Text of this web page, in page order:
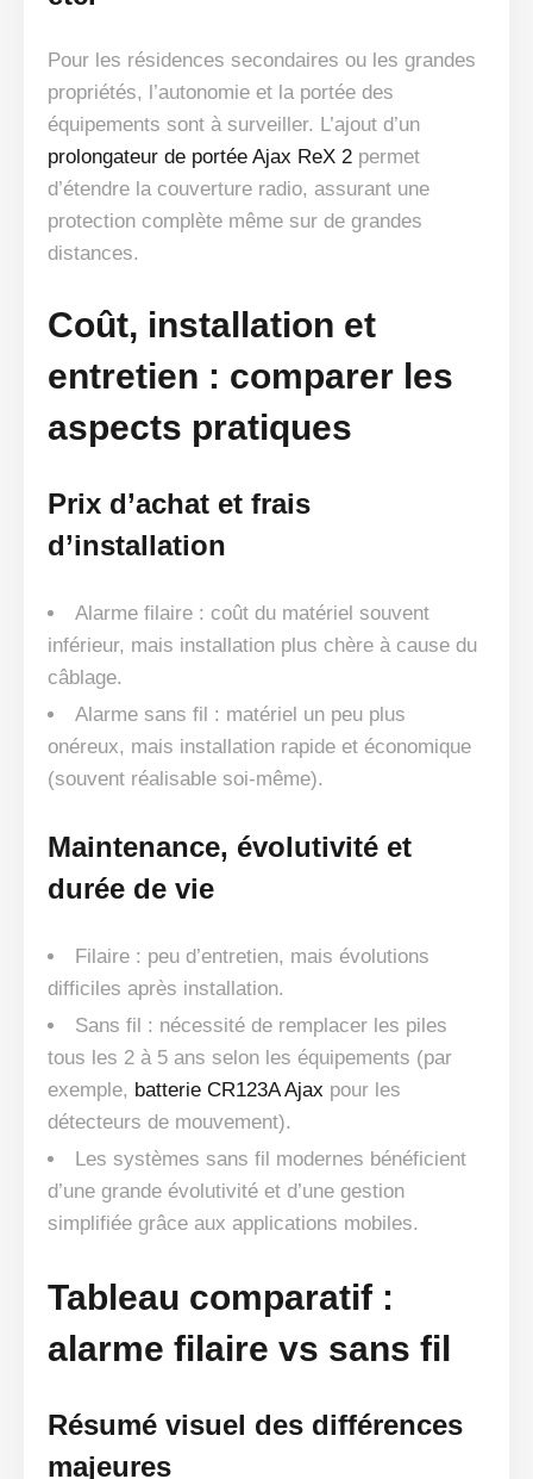
Pour les résidences secondaires ou les grandes
propriétés, l’autonomie et la portée des
équipements sont à surveiller. L’ajout d’un
prolongateur de portée Ajax ReX 2 permet
d’étendre la couverture radio, assurant une
protection complète même sur de grandes
distances.
Coût, installation et
entretien : comparer les
aspects pratiques
Prix d’achat et frais
d’installation
Alarme filaire : coût du matériel souvent
inférieur, mais installation plus chère à cause du
câblage.
Alarme sans fil : matériel un peu plus
onéreux, mais installation rapide et économique
(souvent réalisable soi-même).
Maintenance, évolutivité et
durée de vie
Filaire : peu d’entretien, mais évolutions
difficiles après installation.
Sans fil : nécessité de remplacer les piles
tous les 2 à 5 ans selon les équipements (par
exemple, batterie CR123A Ajax pour les
détecteurs de mouvement).
Les systèmes sans fil modernes bénéficient
d’une grande évolutivité et d’une gestion
simplifiée grâce aux applications mobiles.
Tableau comparatif :
alarme filaire vs sans fil
Résumé visuel des différences
majeures